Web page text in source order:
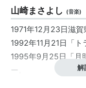
山崎まさよし (音楽)
1971年12月23日滋賀
1992年11月21日「ト
1995年9月25日「月
ー。
解